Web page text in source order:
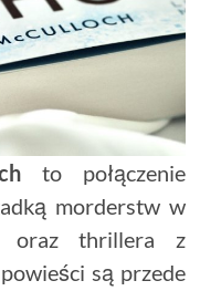
to połączenie
morderstw w
oraz thrillera z
są przede